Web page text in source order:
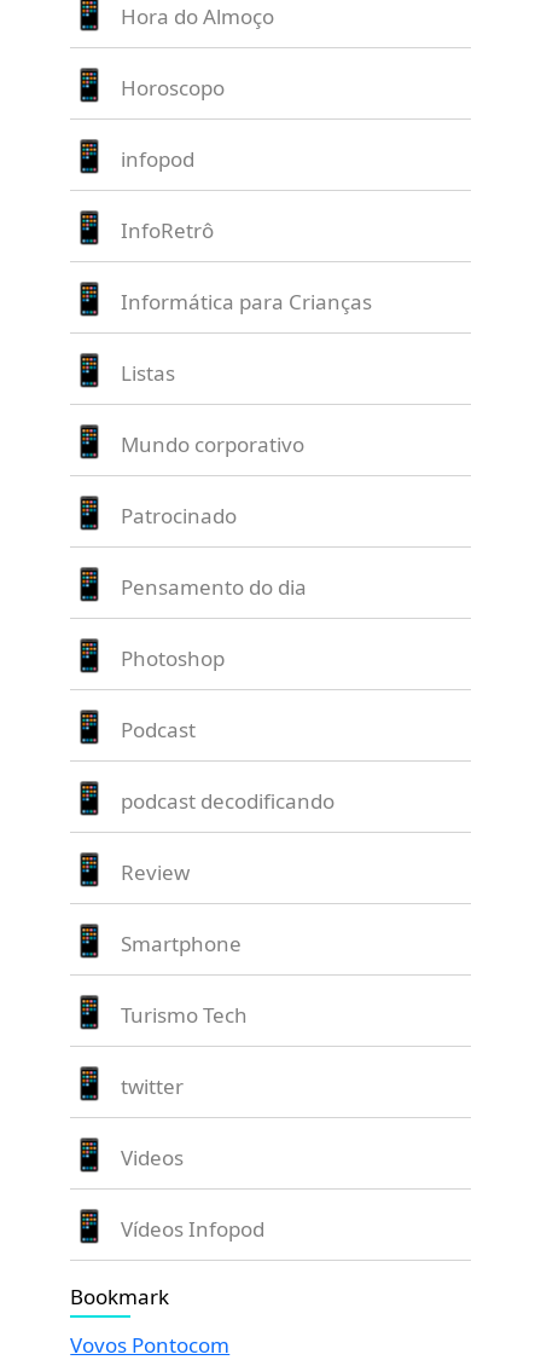
Hora do Almoço
Horoscopo
infopod
InfoRetrô
Informática para Crianças
Listas
Mundo corporativo
Patrocinado
Pensamento do dia
Photoshop
Podcast
podcast decodificando
Review
Smartphone
Turismo Tech
twitter
Videos
Vídeos Infopod
Bookmark
Vovos Pontocom